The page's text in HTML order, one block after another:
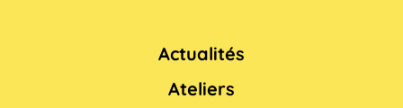
Actualités
Ateliers